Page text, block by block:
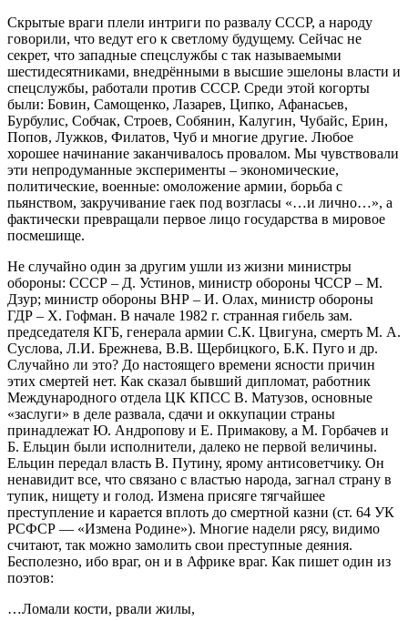
Скрытые враги плели интриги по развалу СССР, а народу
говорили, что ведут его к светлому будущему. Сейчас не
секрет, что западные спецслужбы с так называемыми
шестидесятниками, внедрёнными в высшие эшелоны власти и
спецслужбы, работали против СССР. Среди этой когорты
были: Бовин, Самощенко, Лазарев, Ципко, Афанасьев,
Бурбулис, Собчак, Строев, Собянин, Калугин, Чубайс, Ерин,
Попов, Лужков, Филатов, Чуб и многие другие. Любое
хорошее начинание заканчивалось провалом. Мы чувствовали
эти непродуманные эксперименты – экономические,
политические, военные: омоложение армии, борьба с
пьянством, закручивание гаек под возгласы «…и лично…», а
фактически превращали первое лицо государства в мировое
посмешище.
Не случайно один за другим ушли из жизни министры
обороны: СССР – Д. Устинов, министр обороны ЧССР – М.
Дзур; министр обороны ВНР – И. Олах, министр обороны
ГДР – Х. Гофман. В начале 1982 г. странная гибель зам.
председателя КГБ, генерала армии С.К. Цвигуна, смерть М. А.
Суслова, Л.И. Брежнева, В.В. Щербицкого, Б.К. Пуго и др.
Случайно ли это? До настоящего времени ясности причин
этих смертей нет. Как сказал бывший дипломат, работник
Международного отдела ЦК КПСС В. Матузов, основные
«заслуги» в деле развала, сдачи и оккупации страны
принадлежат Ю. Андропову и Е. Примакову, а М. Горбачев и
Б. Ельцин были исполнители, далеко не первой величины.
Ельцин передал власть В. Путину, ярому антисоветчику. Он
ненавидит все, что связано с властью народа, загнал страну в
тупик, нищету и голод. Измена присяге тягчайшее
преступление и карается вплоть до смертной казни (ст. 64 УК
РСФСР — «Измена Родине»). Многие надели рясу, видимо
считают, так можно замолить свои преступные деяния.
Бесполезно, ибо враг, он и в Африке враг. Как пишет один из
поэтов:
…Ломали кости, рвали жилы,